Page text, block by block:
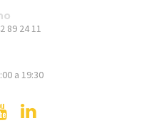
89 24 11
a 19:30